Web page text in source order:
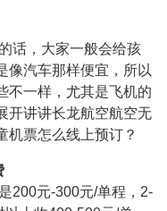
，大家一般会给孩
像汽车那样便宜，所以
不一样，尤其是飞机的
开讲讲长龙航空航空无
机票怎么线上预订？
元-300元/单程，2-